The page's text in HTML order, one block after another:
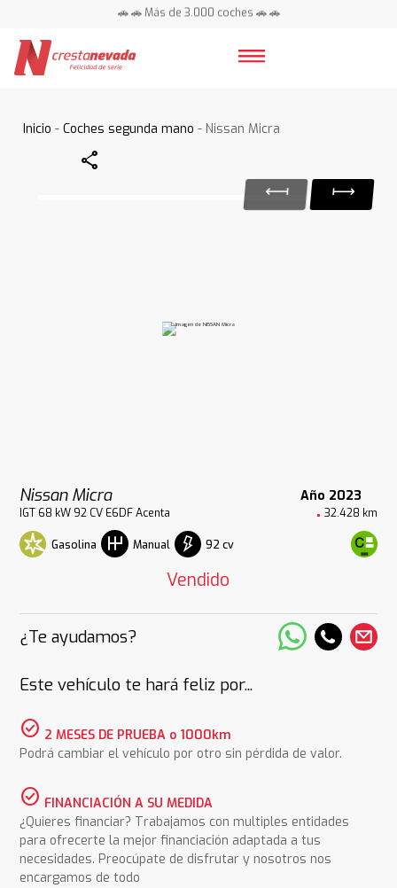
🚗 🚗 Más de 3.000 coches 🚗 🚗
Inicio -Coches segunda mano - Nissan Micra
Share
Nissan Micra Año 2023
IGT 68 kW 92 CV E6DF Acenta 32.428 km
Gasolina Manual 92 cv
Vendido
¿Te ayudamos?
Este vehículo te hará feliz por...
check_circle 2 MESES DE PRUEBA o 1000km
Podrá cambiar el vehículo por otro sin pérdida de valor.
check_circle FINANCIACIÓN A SU MEDIDA
¿Quieres financiar? Trabajamos con multiples entidades
para ofrecerte la mejor financiación adaptada a tus
necesidades. Preocúpate de disfrutar y nosotros nos
encargamos de todo